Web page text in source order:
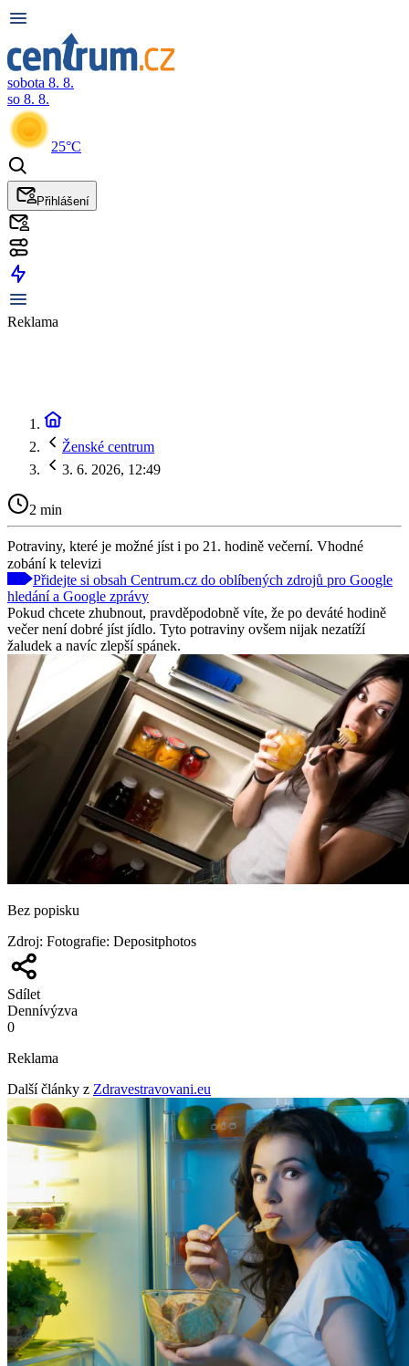
sobota 8. 8.
so 8. 8.
25°C
Přihlášení
Reklama
Ženské centrum
3. 6. 2026, 12:49
2 min
Potraviny, které je možné jíst i po 21. hodině večerní. Vhodné
zobání k televizi
Přidejte si obsah Centrum.cz do oblíbených zdrojů pro Google
hledání a Google zprávy
Pokud chcete zhubnout, pravděpodobně víte, že po deváté hodině
večer není dobré jíst jídlo. Tyto potraviny ovšem nijak nezatíží
žaludek a navíc zlepší spánek.
Bez popisku
Zdroj: Fotografie: Depositphotos
Sdílet
Dennívýzva
0
Reklama
Další články z Zdravestravovani.eu